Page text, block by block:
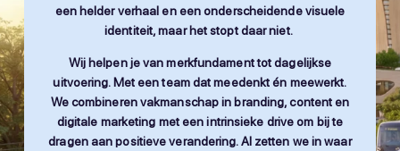
een helder verhaal en een onderscheidende visuele
identiteit, maar het stopt daar niet.
Wij helpen je van merkfundament tot dagelijkse
uitvoering. Met een team dat meedenkt én meewerkt.
We combineren vakmanschap in branding, content en
digitale marketing met een intrinsieke drive om bij te
dragen aan positieve verandering. AI zetten we in waar